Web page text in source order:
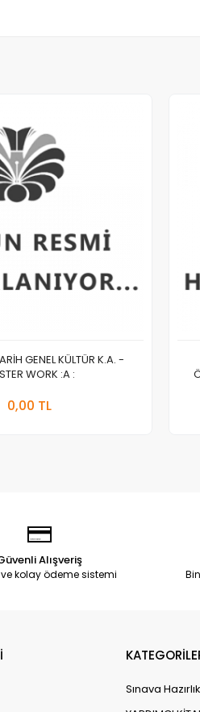
GENEL KÜLTÜR K.A. -
WORK :A :
0,00 TL
Alışveriş
kolay ödeme sistemi
Sınava